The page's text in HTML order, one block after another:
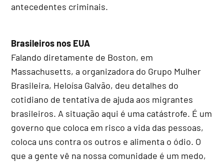
antecedentes criminais.
Brasileiros nos EUA
Falando diretamente de Boston, em
Massachusetts, a organizadora do Grupo Mulher
Brasileira, Heloísa Galvão, deu detalhes do
cotidiano de tentativa de ajuda aos migrantes
brasileiros. A situação aqui é uma catástrofe. É um
governo que coloca em risco a vida das pessoas,
coloca uns contra os outros e alimenta o ódio. O
que a gente vê na nossa comunidade é um medo,